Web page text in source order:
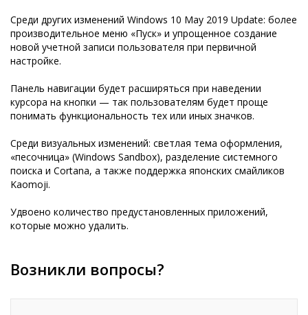
Среди других изменений Windows 10 May 2019 Update: более
производительное меню «Пуск» и упрощенное создание
новой учетной записи пользователя при первичной
настройке.
Панель навигации будет расширяться при наведении
курсора на кнопки — так пользователям будет проще
понимать функциональность тех или иных значков.
Среди визуальных изменений: светлая тема оформления,
«песочница» (Windows Sandbox), разделение системного
поиска и Cortana, а также поддержка японских смайликов
Kaomoji.
Удвоено количество предустановленных приложений,
которые можно удалить.
Возникли вопросы?